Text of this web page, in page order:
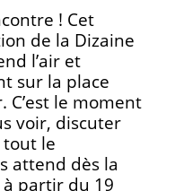
! Cet
de la Dizaine
l’air et
sur la place
le moment
voir, discuter
le
attend dès la
partir du 19